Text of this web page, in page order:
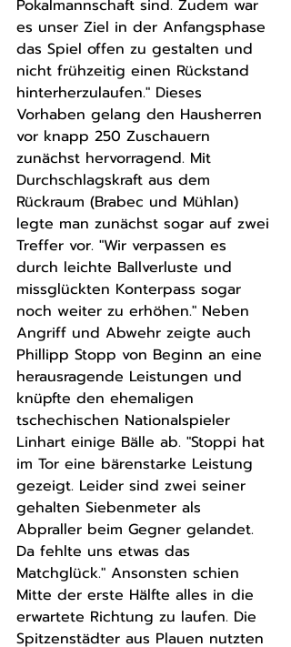
Pokalmannschaft sind. Zudem war
es unser Ziel in der Anfangsphase
das Spiel offen zu gestalten und
nicht frühzeitig einen Rückstand
hinterherzulaufen." Dieses
Vorhaben gelang den Hausherren
vor knapp 250 Zuschauern
zunächst hervorragend. Mit
Durchschlagskraft aus dem
Rückraum (Brabec und Mühlan)
legte man zunächst sogar auf zwei
Treffer vor. "Wir verpassen es
durch leichte Ballverluste und
missglückten Konterpass sogar
noch weiter zu erhöhen." Neben
Angriff und Abwehr zeigte auch
Phillipp Stopp von Beginn an eine
herausragende Leistungen und
knüpfte den ehemaligen
tschechischen Nationalspieler
Linhart einige Bälle ab. "Stoppi hat
im Tor eine bärenstarke Leistung
gezeigt. Leider sind zwei seiner
gehalten Siebenmeter als
Abpraller beim Gegner gelandet.
Da fehlte uns etwas das
Matchglück." Ansonsten schien
Mitte der erste Hälfte alles in die
erwartete Richtung zu laufen. Die
Spitzenstädter aus Plauen nutzten